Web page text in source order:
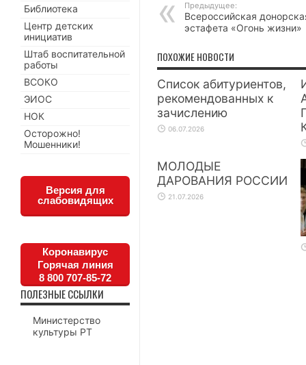
Предыдущее:
Всероссийская
эстафета «Огонь жизни»
ПОХОЖИЕ НОВОСТИ
Список абитуриентов,
рекомендованных к
зачислению
06.07.2026
МОЛОДЫЕ
ДАРОВАНИЯ РОССИИ
21.07.2026
Библиотека
Центр детских
инициатив
Штаб воспитательной
работы
ВСОКО
ЭИОС
НОК
Осторожно!
Мошенники!
Версия для
слабовидящих
Коронавирус
Горячая линия
8 800 707-85-72
ПОЛЕЗНЫЕ ССЫЛКИ
Министерство
культуры РТ